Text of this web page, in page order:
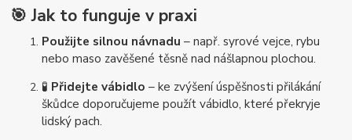
🎯Jak to funguje v praxi
Použijte silnou návnadu – např. syrové vejce, rybu
nebo maso zavěšené těsně nad nášlapnou plochou.
🧪 Přidejte vábidlo – ke zvýšení úspěšnosti přilákání
škůdce doporučujeme použít vábidlo, které překryje
lidský pach.